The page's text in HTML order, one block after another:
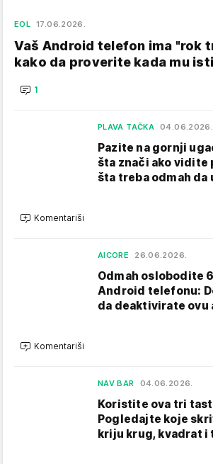
EOL 17.06.2026.
Vaš Android telefon ima "rok
kako da proverite kada mu
1
PLAVA TAČKA 04.06.2026.
Pazite na gornji
šta znači ako vidite
šta treba odmah da
Komentariši
AICORE 26.06.2026.
Odmah oslobodite
Android telefonu:
da deaktivirate ovu
Komentariši
NAV BAR 04.06.2026.
Koristite ova tri
Pogledajte koje
kriju krug, kvadrat i